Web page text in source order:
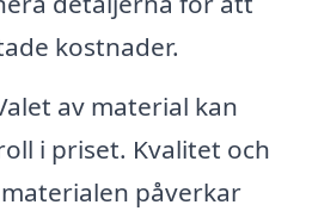
kostnader.
av material kan
i priset. Kvalitet och
påverkar